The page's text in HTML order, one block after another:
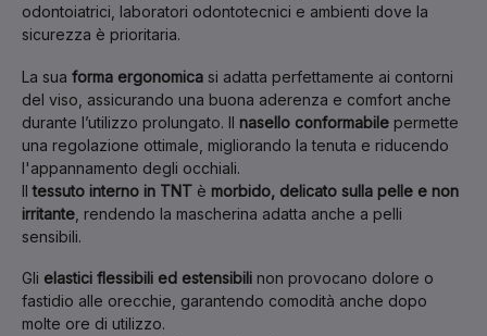
odontoiatrici, laboratori odontotecnici e ambienti dove la
sicurezza è prioritaria.
La sua forma ergonomica si adatta perfettamente ai contorni
del viso, assicurando una buona aderenza e comfort anche
durante l’utilizzo prolungato. Il nasello conformabile permette
una regolazione ottimale, migliorando la tenuta e riducendo
l'appannamento degli occhiali.
Iltessuto interno in TNT è morbido, delicato sulla pelle e non
irritante , rendendo la mascherina adatta anche a pelli
sensibili.
Gli elastici flessibili ed estensibili non provocano dolore o
fastidio alle orecchie, garantendo comodità anche dopo
molte ore di utilizzo.